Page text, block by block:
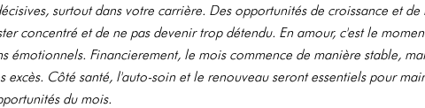
surtout dans votre carrière. Des opportunités de croissance et de
concentré et de ne pas devenir trop détendu. En amour, c'est le
émotionnels. Financierement, le mois commence de manière stable,
excès. Côté santé, l'auto-soin et le renouveau seront essentiels pour
du mois.